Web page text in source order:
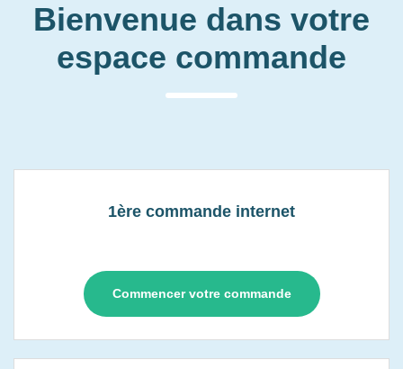
Bienvenue dans votre
espace commande
1ère commande internet
Commencer votre commande